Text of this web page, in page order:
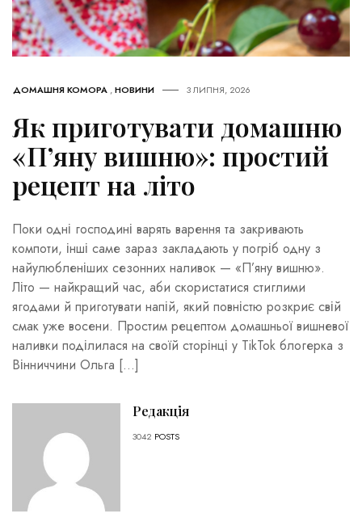
ДОМАШНЯ КОМОРА ,НОВИНИ 3 ЛИПНЯ, 2026
Як приготувати домашню
«П’яну вишню»: простий
рецепт на літо
Поки одні господині варять варення та закривають
компоти, інші саме зараз закладають у погріб одну з
найулюбленіших сезонних наливок — «П’яну вишню».
Літо — найкращий час, аби скористатися стиглими
ягодами й приготувати напій, який повністю розкриє свій
смак уже восени. Простим рецептом домашньої вишневої
наливки поділилася на своїй сторінці у TikTok блогерка з
Вінниччини Ольга […]
Редакція
3042 POSTS